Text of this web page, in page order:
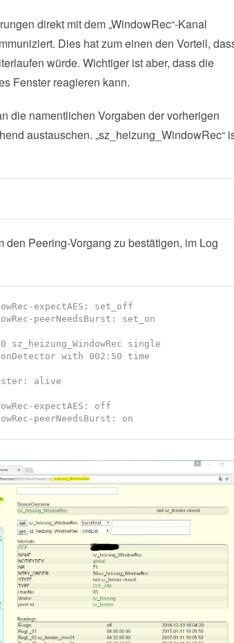
direkt mit dem „WindowRec“-Kanal
Dies hat zum einen den Vorteil,
würde. Wichtiger ist aber, dass die
Fenster reagieren kann.
die namentlichen Vorgaben der vorherigen
austauschen. „sz_heizung_WindowRec“
den Peering-Vorgang zu bestätigen, im Log
expectAES: set_off
peerNeedsBurst: set_on
single
with 002:50 time
alive
expectAES: off
peerNeedsBurst: on